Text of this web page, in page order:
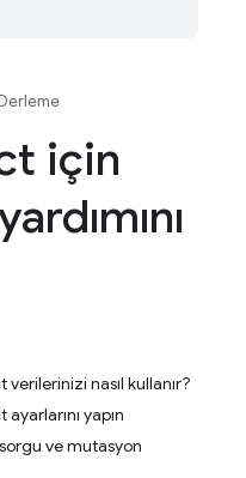
Derleme
için
nasıl kullanır?
yapın
ve mutasyon